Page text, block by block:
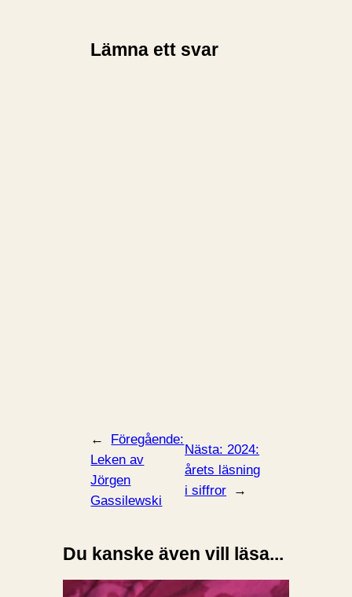
Lämna ett svar
←
Föregående:
Leken av
Jörgen
Gassilewski
Nästa:2024:
årets läsning
i siffror
→
Du kanske även vill läsa...